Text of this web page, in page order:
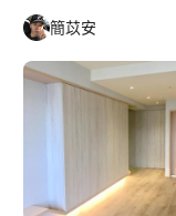
簡苡安